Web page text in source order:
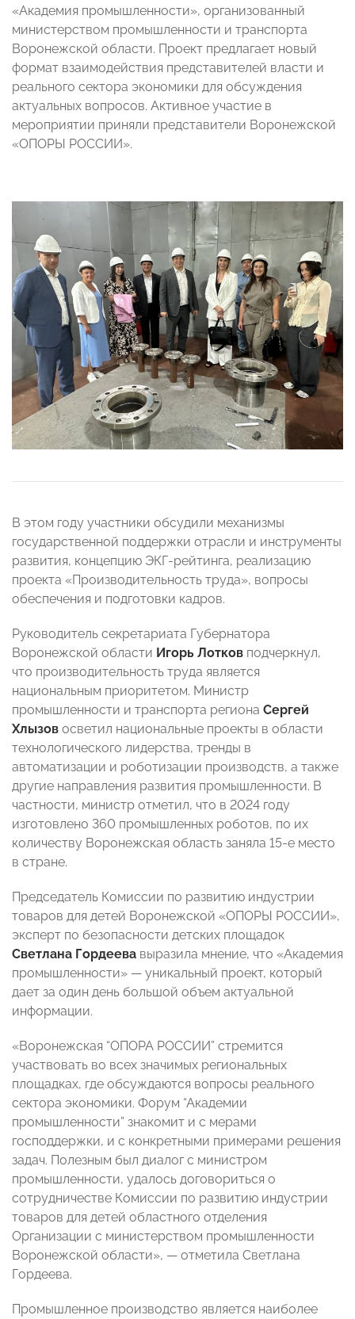
«Академия промышленности», организованный
министерством промышленности и транспорта
Воронежской области. Проект предлагает новый
формат взаимодействия представителей власти и
реального сектора экономики для обсуждения
актуальных вопросов. Активное участие в
мероприятии приняли представители Воронежской
«ОПОРЫ РОССИИ».
В этом году участники обсудили механизмы
государственной поддержки отрасли и инструменты
развития, концепцию ЭКГ-рейтинга, реализацию
проекта «Производительность труда», вопросы
обеспечения и подготовки кадров.
Руководитель секретариата Губернатора
Воронежской области Игорь Лотков подчеркнул,
что производительность труда является
национальным приоритетом. Министр
промышленности и транспорта региона Сергей
Хлызов осветил национальные проекты в области
технологического лидерства, тренды в
автоматизации и роботизации производств, а также
другие направления развития промышленности. В
частности, министр отметил, что в 2024 году
изготовлено 360 промышленных роботов, по их
количеству Воронежская область заняла 15-е место
в стране.
Председатель Комиссии по развитию индустрии
товаров для детей Воронежской «ОПОРЫ РОССИИ»,
эксперт по безопасности детских площадок
Светлана Гордеева выразила мнение, что «Академия
промышленности» — уникальный проект, который
дает за один день большой объем актуальной
информации.
«Воронежская “ОПОРА РОССИИ” стремится
участвовать во всех значимых региональных
площадках, где обсуждаются вопросы реального
сектора экономики. Форум “Академии
промышленности” знакомит и с мерами
господдержки, и с конкретными примерами решения
задач. Полезным был диалог с министром
промышленности, удалось договориться о
сотрудничестве Комиссии по развитию индустрии
товаров для детей областного отделения
Организации с министерством промышленности
Воронежской области», — отметила Светлана
Гордеева.
Промышленное производство является наиболее